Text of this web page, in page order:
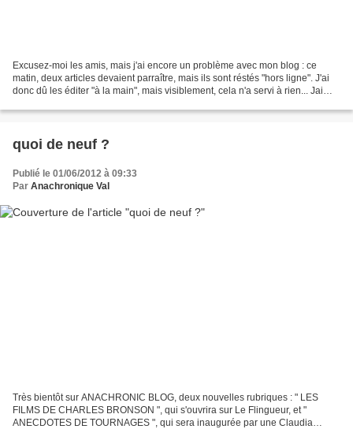
Excusez-moi les amis, mais j'ai encore un problème avec mon blog : ce
matin, deux articles devaient parraître, mais ils sont réstés "hors ligne". J'ai
donc dû les éditer "à la main", mais visiblement, cela n'a servi à rien... Jai
quoi de neuf ?
Publié le 01/06/2012 à 09:33
Par Anachronique Val
Très bientôt sur ANACHRONIC BLOG, deux nouvelles rubriques : " LES
FILMS DE CHARLES BRONSON ", qui s'ouvrira sur Le Flingueur, et "
ANECDOTES DE TOURNAGES ", qui sera inaugurée par une Claudia